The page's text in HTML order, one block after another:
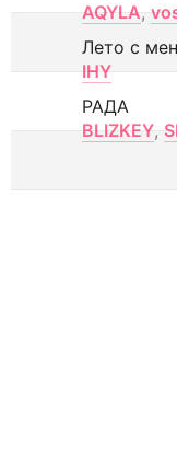
AQYLA,
Лето с
IHY
РАДА
BLIZKEY,